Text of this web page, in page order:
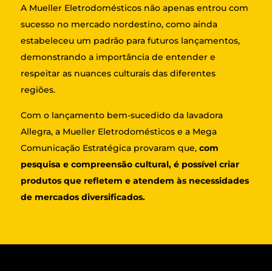
A Mueller Eletrodomésticos não apenas entrou com
sucesso no mercado nordestino, como ainda
estabeleceu um padrão para futuros lançamentos,
demonstrando a importância de entender e
respeitar as nuances culturais das diferentes
regiões.
Com o lançamento bem-sucedido da lavadora
Allegra, a Mueller Eletrodomésticos e a Mega
Comunicação Estratégica provaram que, com
pesquisa e compreensão cultural, é possível criar
produtos que refletem e atendem às necessidades
de mercados diversificados.